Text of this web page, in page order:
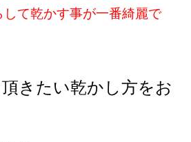
て乾かす事が一番綺麗で
きたい乾かし方をお